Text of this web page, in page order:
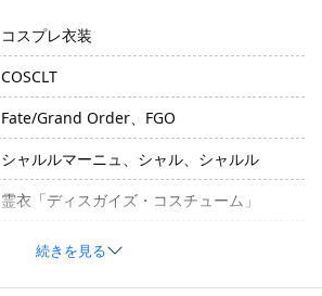
コスプレ衣装
COSCLT
Fate/Grand Order、FGO
シャルルマーニュ、シャル、シャルル
霊衣「ディスガイズ・コスチューム」
S、M、L続きを見る